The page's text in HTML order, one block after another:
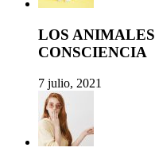
LOS
CONSCIENCIA
7 julio, 2021